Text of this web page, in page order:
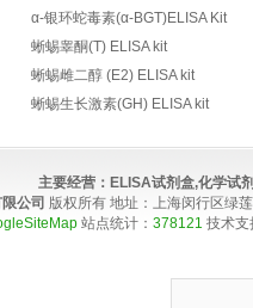
α-银环蛇毒素(α-BGT)ELISA Kit
蜥蜴睾酮(T) ELISA kit
蜥蜴雌二醇 (E2) ELISA kit
蜥蜴生长激素(GH) ELISA kit
主要经营： ELISA试剂盒,化学试
公司 版权所有 地址：上海闵行区绿
站点统计： 378121 技术支